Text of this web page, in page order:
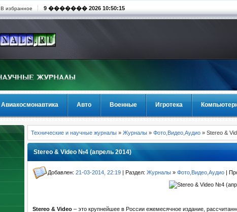
В избранное 9 ������� 2026 10:50:15
Авиакосмонавтика Авто Военные Игротека
Технические и научные журналы » Журналы » Фото,Видео,Аудио » Stereo &
Stereo & Video №4 (апрель 2014)
Добавлен: 21-03-2014, 22:19 | Раздел: Журналы » Фото,Видео,Аудио |
Stereo & Video – это крупнейшее в России ежемесячное издание,